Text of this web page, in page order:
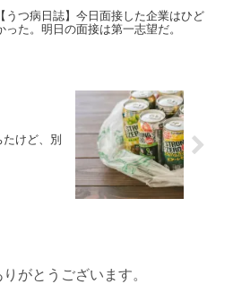
【うつ病日誌】今日面接した企業はひど
った。明日の面接は第一志望だ。
たけど、別
がとうございます。